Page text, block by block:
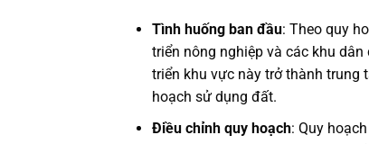
Tình huống ban đầu: Theo quy
triển nông nghiệp và các khu
triển khu vực này trở thành trung
hoạch sử dụng đất.
Điều chỉnh quy hoạch: Quy